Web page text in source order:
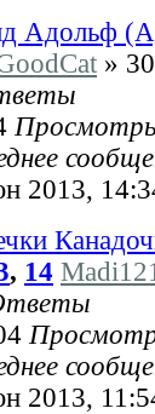
Адольф
»
2013,
, 14 Madi121
2013,